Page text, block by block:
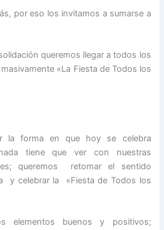
por eso los invitamos a sumarse a
queremos llegar a todos los
«La Fiesta de Todos los
la forma en que hoy se celebra
tiene que ver con nuestras
queremos retomar el sentido
y celebrar la «Fiesta de Todos los
elementos buenos y positivos;